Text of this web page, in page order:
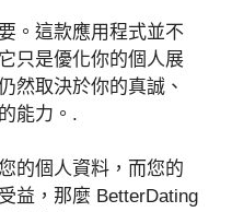
。這款應用程式並不
只是優化你的個人展
然取決於你的真誠、
能力。.
的個人資料，而您的
益，那麼 BetterDating